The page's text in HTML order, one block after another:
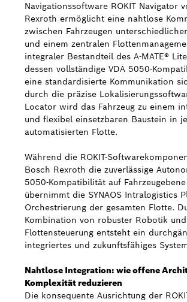
Navigationssoftware ROKIT Navigator
Rexroth ermöglicht eine nahtlose
zwischen Fahrzeugen
und einem zentralen
integraler Bestandteil des A-MATE®
dessen vollständige VDA 5050-
eine standardisierte Kommunikation
durch die präzise
Locator wird das Fahrzeug zu einem
und flexibel einsetzbaren Baustein in
automatisierten Flotte.
Während die ROKIT-
Bosch Rexroth die zuverlässige
5050-Kompatibilität auf
übernimmt die SYNAOS Intralogistics
Orchestrierung der gesamten Flotte.
Kombination von robuster Robotik
Flottensteuerung entsteht ein
integriertes und zukunftsfähiges
Nahtlose Integration: wie offene
Komplexität reduzieren
Die konsequente Ausrichtung der